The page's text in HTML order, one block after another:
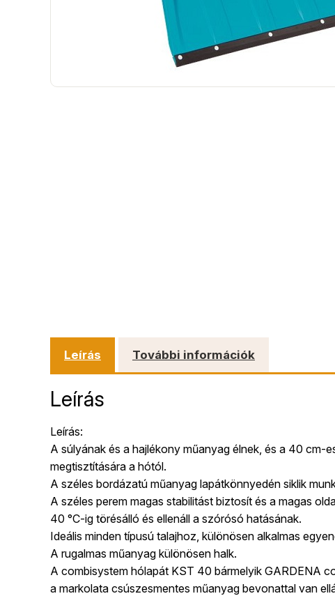
Leírás További információk
Leírás
Leírás:
A súlyának és a hajlékony műanyag élnek, és a 40
megtisztítására a hótól.
A széles bordázatú műanyag lapátkönnyedén siklik
A széles perem magas stabilitást biztosít és a magas
40 °C-ig törésálló és ellenáll a szórósó hatásának.
Ideális minden típusú talajhoz, különösen alkalmas
A rugalmas műanyag különösen halk.
A combisystem hólapát KST 40 bármelyik GARDENA
a markolata csúszesmentes műanyag bevonattal van